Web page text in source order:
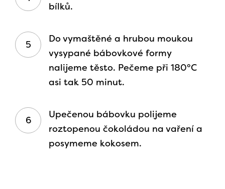
bílků.
Do vymaštěné a hrubou moukou
vysypané bábovkové formy
nalijeme těsto. Pečeme při 180°C
asi tak 50 minut.
Upečenou bábovku polijeme
roztopenou čokoládou na vaření a
posymeme kokosem.